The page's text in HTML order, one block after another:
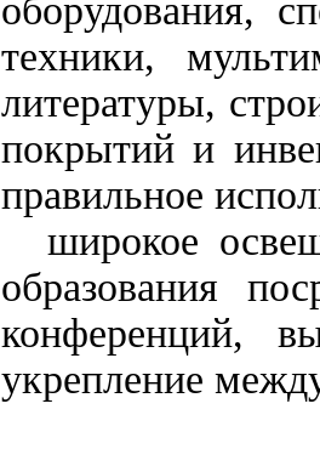
оборудования,
техники,
литературы,
покрытий и
правильное
широкое
образования
конференций,
укрепление